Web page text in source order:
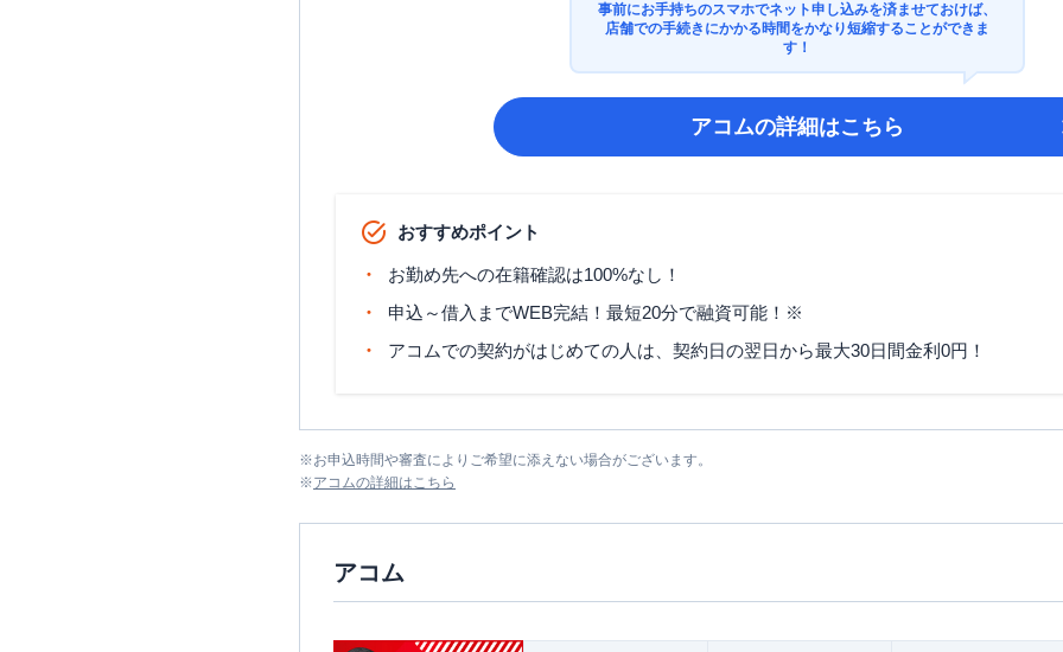
事前にお手持ちのスマホでネット申し込みを済ませておけば、
店舗での手続きにかかる時間をかなり短縮することができま
す！
アコムの詳細はこちら
おすすめポイント
お勤め先への在籍確認は100%なし！
申込～借入までWEB完結！最短20分で融資可能！※
アコムでの契約がはじめての人は、契約日の翌日から最大30日間金利0円！
※お申込時間や審査によりご希望に添えない場合がございます。
※アコムの詳細はこちら
アコム